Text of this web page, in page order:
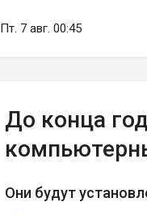
Пт. 7 авг. 00:45
До конца
Они будут